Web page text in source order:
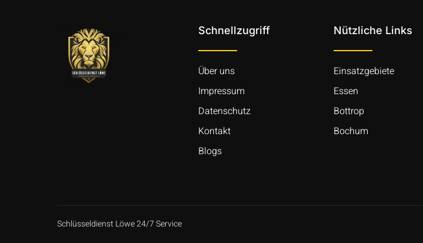
Schnellzugriff
Über uns
Impressum
Datenschutz
Kontakt
Blogs
Nützliche Links
Einsatzgebiete
Essen
Bottrop
Bochum
Schlüsseldienst Löwe 24/7 Service